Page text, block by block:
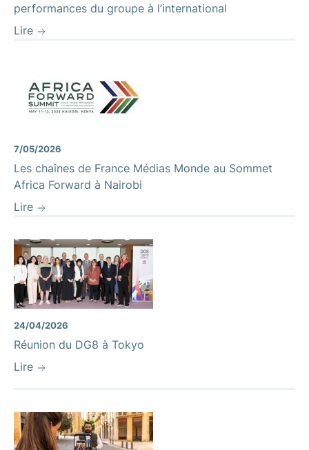
performances du groupe à l’international
Lire
7/05/2026
Les chaînes de France Médias Monde au Sommet
Africa Forward à Nairobi
Lire
24/04/2026
Réunion du DG8 à Tokyo
Lire